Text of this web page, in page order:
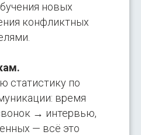
новых
конфликтных
статистику по
время
→ интервью,
— всё это